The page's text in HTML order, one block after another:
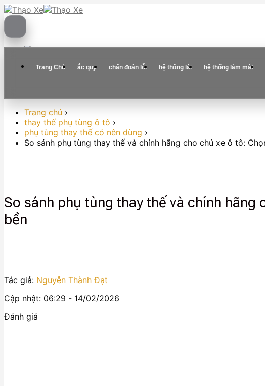
Skip
to
Trang Chủ ắc quy chẩn đoán lỗi hệ thống lái hệ thống làm mát
Trang chủ ›
thay thế phụ tùng ô tô ›
phụ tùng thay thế có nên dùng ›
So sánh phụ tùng thay thế và chính hãng cho chủ xe ô tô:
So sánh phụ tùng thay thế và chính
bền
Tác giả: Nguyễn Thành Đạt
Cập nhật: 06:29 - 14/02/2026
Đánh giá